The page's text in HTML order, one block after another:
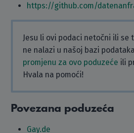
https://github.com/
Jesu li ovi podaci netočni ili se
ne nalazi u našoj bazi
promjenu za ovo poduzeće ili
Hvala na pomoći!
Povezana poduzeća
Gay.de